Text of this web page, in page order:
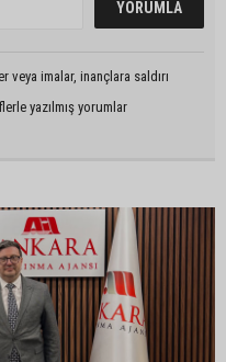
imalar, inançlara saldırı
yazılmış yorumlar